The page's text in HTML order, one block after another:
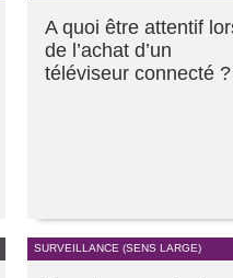
A quoi être attentif
de l’achat d’un
téléviseur connecté ?
SURVEILLANCE (SENS LARGE)